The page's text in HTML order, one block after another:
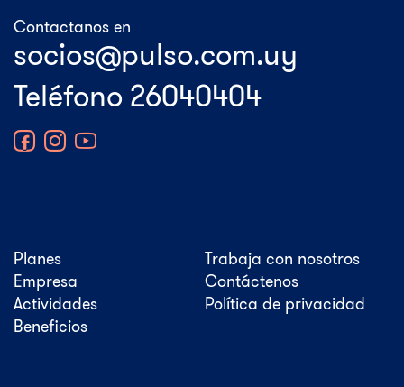
Planes
Empresa
Actividades
Beneficios
Trabaja con nosotros
Contáctenos
Política de privacidad
Contactanos en
Teléfono 26040404